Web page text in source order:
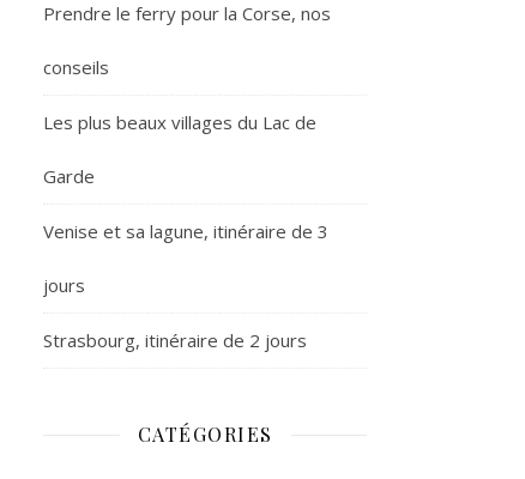
Prendre le ferry pour la Corse, nos
conseils
Les plus beaux villages du Lac de
Garde
Venise et sa lagune, itinéraire de 3
jours
Strasbourg, itinéraire de 2 jours
CATÉGORIES